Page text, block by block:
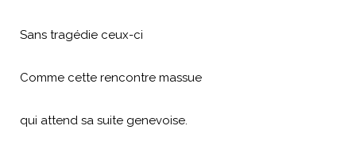
Sans tragédie ceux-ci
Comme cette rencontre massue
qui attend sa suite genevoise.